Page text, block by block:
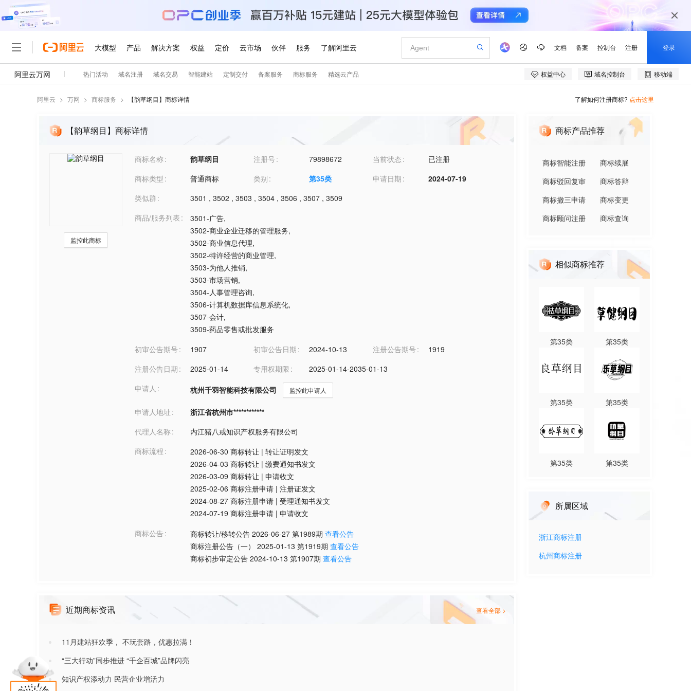
阿里云 > 万网 > 商标服务 > 【韵草纲目】商标详情 了解如何注册商标? 点击这里
【韵草纲目】商标详情
监控此商标
商标名称 韵草纲目 注册号 79898672 当前状态
已注册
商标类型
普通商标 类别 第35类 申请日期
2024-07-19
类似群
3501 , 3502 , 3503 , 3504 , 3506 , 3507 , 3509
商品/服务列表
3501-广告,
3502-商业企业迁移的管理服务,
3502-商业信息代理,
3502-特许经营的商业管理,
3503-为他人推销,
3503-市场营销,
3504-人事管理咨询,
3506-计算机数据库信息系统化,
3507-会计,
3509-药品零售或批发服务
初审公告期号
1907 初审公告日期 2024-10-13 注册公告期号
1919
注册公告日期
2025-01-14 专用权期限
2025-01-14-2035-01-13
申请人
杭州千羽智能科技有限公司 监控此申请人
申请人地址
浙江省杭州市************
代理人名称
内江猪八戒知识产权服务有限公司
商标流程
2026-06-30 商标转让 | 转让证明发文
2026-04-03 商标转让 | 缴费通知书发文
2026-03-09 商标转让 | 申请收文
2025-02-06 商标注册申请 | 注册证发文
2024-08-27 商标注册申请 | 受理通知书发文
2024-07-19 商标注册申请 | 申请收文
商标公告
商标转让/移转公告 2026-06-27 第1989期 查看公告
商标注册公告（一）
2025-01-13 第1919期 查看公告
商标初步审定公告 2024-10-13 第1907期 查看公告
近期商标资讯 查看全部 >
11月建站狂欢季， 不玩套路，优惠拉满！
“三大行动”同步推进 “千企百城”品牌闪亮
知识产权添动力 民营企业增活力
商标产品推荐
商标智能注册
商标续展
商标驳回复审
商标答辩
商标撤三申请
商标变更
商标顾问注册
商标查询
相似商标推荐
第35类 第35类
第35类 第35类
第35类 第35类
所属区域
浙江商标注册
杭州 商标注册